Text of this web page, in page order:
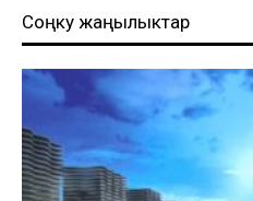
Соңку жаңылыктар